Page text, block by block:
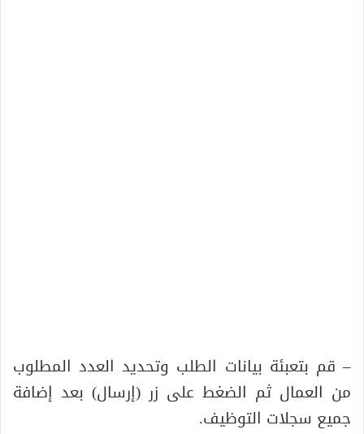
– قم بتعبئة بيانات الطلب وتحديد العدد المطلوب
من العمال ثم الضغط على زر (إرسال) بعد إضافة
جميع سجلات التوظيف.